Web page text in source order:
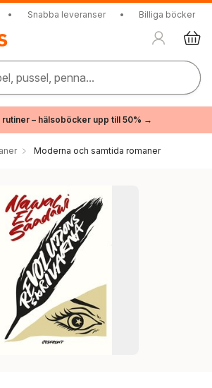
• Snabba leveranser • Billiga böcker
pussel, penna...
rutiner – hälsoböcker upp till 50% →
Moderna och samtida romaner